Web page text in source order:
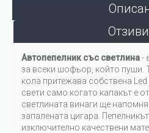
Автопепелник със светлина-
за всеки шофьор, който пуши.
кола притежава собствена
свети само когато капакът е
светлината винаги ще
запалената цигара.
изключително качествени